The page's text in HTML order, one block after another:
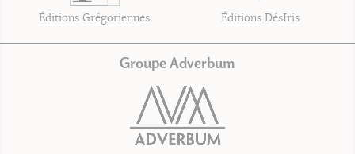
Éditions Grégoriennes Éditions DésIris
Groupe Adverbum